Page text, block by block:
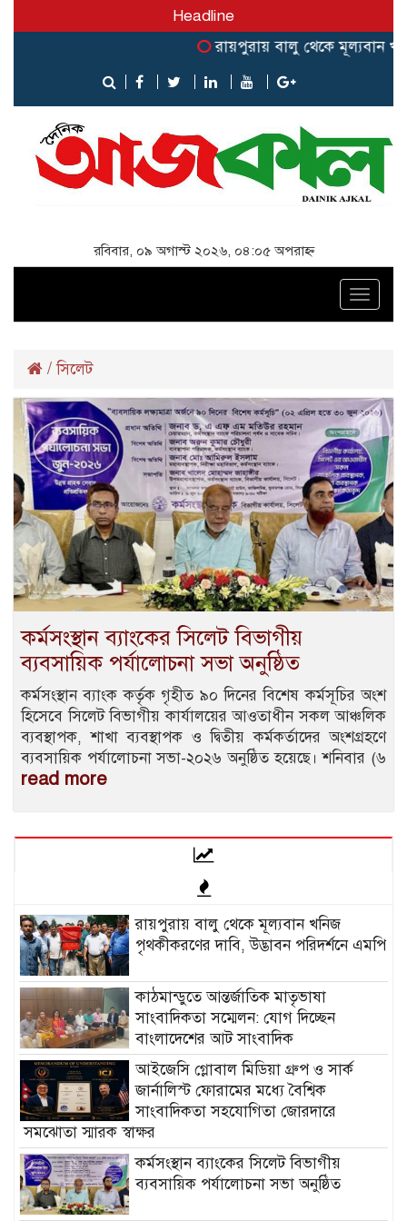
Headline
রায়পুরায় বালু থেকে মূল্যবান
রবিবার, ০৯ অগাস্ট ২০২৬, ০৪:০৫ অপরাহ্ন
Toggle
/সিলেট
কর্মসংস্থান ব্যাংকের সিলেট বিভাগীয়
ব্যবসায়িক পর্যালোচনা সভা অনুষ্ঠিত
কর্মসংস্থান ব্যাংক কর্তৃক গৃহীত ৯০ দিনের বিশেষ কর্মসূচির অংশ
হিসেবে সিলেট বিভাগীয় কার্যালয়ের আওতাধীন সকল আঞ্চলিক
ব্যবস্থাপক, শাখা ব্যবস্থাপক ও দ্বিতীয় কর্মকর্তাদের অংশগ্রহণে
ব্যবসায়িক পর্যালোচনা সভা-২০২৬ অনুষ্ঠিত হয়েছে। শনিবার (৬
read more
রায়পুরায় বালু থেকে মূল্যবান খনিজ
পৃথকীকরণের দাবি, উদ্ভাবন পরিদর্শনে এমপি
কাঠমান্ডুতে আন্তর্জাতিক মাতৃভাষা
সাংবাদিকতা সম্মেলন: যোগ দিচ্ছেন
বাংলাদেশের আট সাংবাদিক
আইজেসি গ্লোবাল মিডিয়া গ্রুপ ও সার্ক
জার্নালিস্ট ফোরামের মধ্যে বৈশ্বিক
সাংবাদিকতা সহযোগিতা জোরদারে
সমঝোতা স্মারক স্বাক্ষর
কর্মসংস্থান ব্যাংকের সিলেট বিভাগীয়
ব্যবসায়িক পর্যালোচনা সভা অনুষ্ঠিত